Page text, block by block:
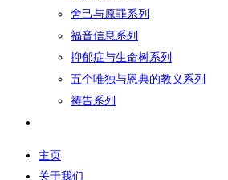
舍己与原罪系列
福音信息系列
抑郁症与生命树系列
五个唯独与恩典的教义系列
祷告系列
主页
关于我们